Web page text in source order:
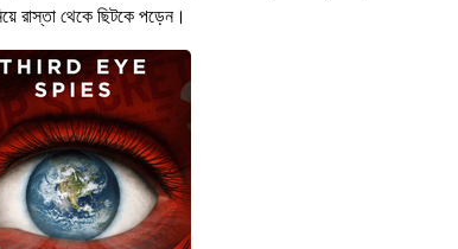
রাস্তা থেকে ছিটকে পড়েন।